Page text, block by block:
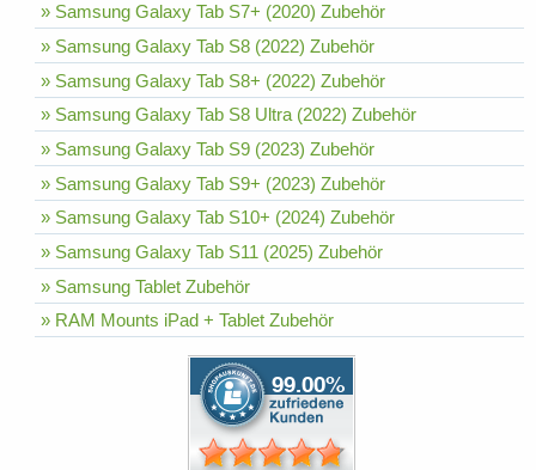
» Samsung Galaxy Tab S7+ (2020) Zubehör
» Samsung Galaxy Tab S8 (2022) Zubehör
» Samsung Galaxy Tab S8+ (2022) Zubehör
» Samsung Galaxy Tab S8 Ultra (2022) Zubehör
» Samsung Galaxy Tab S9 (2023) Zubehör
» Samsung Galaxy Tab S9+ (2023) Zubehör
» Samsung Galaxy Tab S10+ (2024) Zubehör
» Samsung Galaxy Tab S11 (2025) Zubehör
» Samsung Tablet Zubehör
» RAM Mounts iPad + Tablet Zubehör